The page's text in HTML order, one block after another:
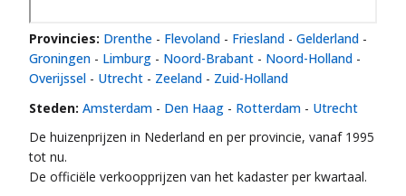
Provincies: Drenthe - Flevoland - Friesland - Gelderland -
Groningen - Limburg - Noord-Brabant - Noord-Holland -
Overijssel - Utrecht - Zeeland - Zuid-Holland
Steden: Amsterdam - Den Haag - Rotterdam - Utrecht
De huizenprijzen in Nederland en per provincie, vanaf 1995
tot nu.
De officiële verkoopprijzen van het kadaster per kwartaal.